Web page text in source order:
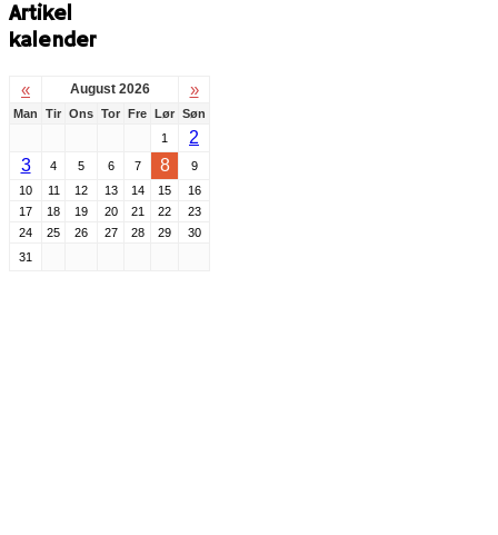
Artikel
kalender
« August 2026 »
Man Tir Ons Tor Fre Lør Søn
1
2
3
4 5 6 7 8
9
10
11 12 13 14 15
16
17
18 19 20 21 22
23
24
25 26 27 28 29
30
31